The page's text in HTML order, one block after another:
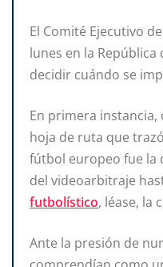
El Comité Ejecutivo
lunes en la
decidir cuándo se
En primera
hoja de ruta que
fútbol europeo fue la
del videoarbitraje
futbolístico, léase, la
Ante la presión de